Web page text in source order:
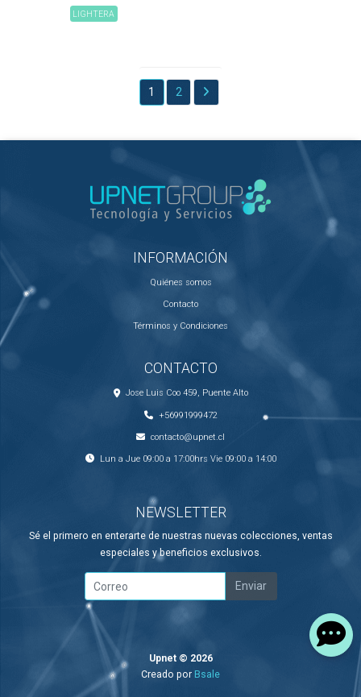
LIGHTERA
1 2
INFORMACIÓN
Quiénes somos
Contacto
Términos y Condiciones
CONTACTO
Jose Luis Coo 459, Puente Alto
+56991999472
contacto@upnet.cl
Lun a Jue 09:00 a 17:00hrs Vie 09:00 a 14:00
NEWSLETTER
Sé el primero en enterarte de nuestras nuevas colecciones, ventas
especiales y beneficios exclusivos.
Enviar
Upnet © 2026
Creado por Bsale